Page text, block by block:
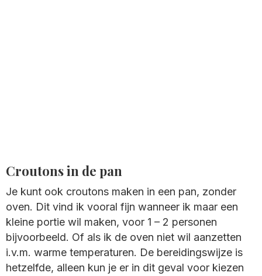
Croutons in de pan
Je kunt ook croutons maken in een pan, zonder
oven. Dit vind ik vooral fijn wanneer ik maar een
kleine portie wil maken, voor 1 – 2 personen
bijvoorbeeld. Of als ik de oven niet wil aanzetten
i.v.m. warme temperaturen. De bereidingswijze is
hetzelfde, alleen kun je er in dit geval voor kiezen